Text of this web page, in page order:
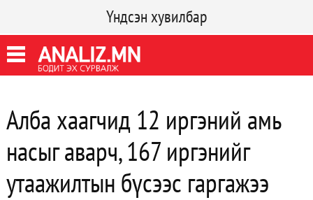
Үндсэн хувилбар
Алба хаагчид 12 иргэний амь
насыг аварч, 167 иргэнийг
утаажилтын бүсээс гаргажээ